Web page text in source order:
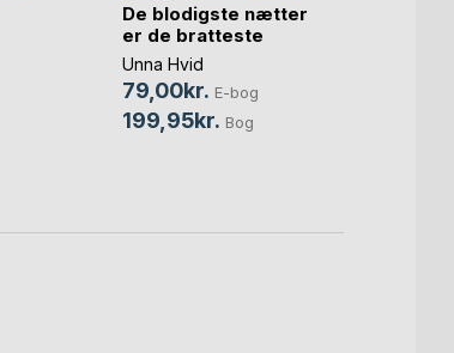
De blodigste nætter
er de bratteste
Unna Hvid
79,00kr. E-bog
199,95kr. Bog